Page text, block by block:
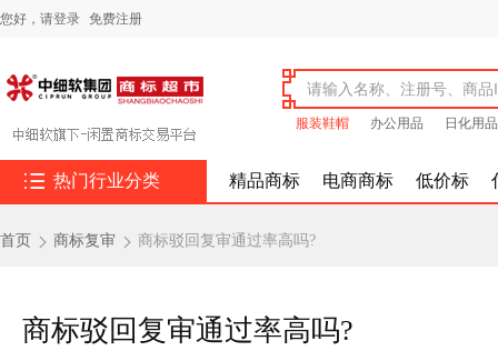
您好， 请登录 免费注册
服装鞋帽 办公用品 日化用品
 热门行业分类 精品商标 电商商标 低价标
首页  商标复审  商标驳回复审通过率高吗?
商标驳回复审通过率高吗?